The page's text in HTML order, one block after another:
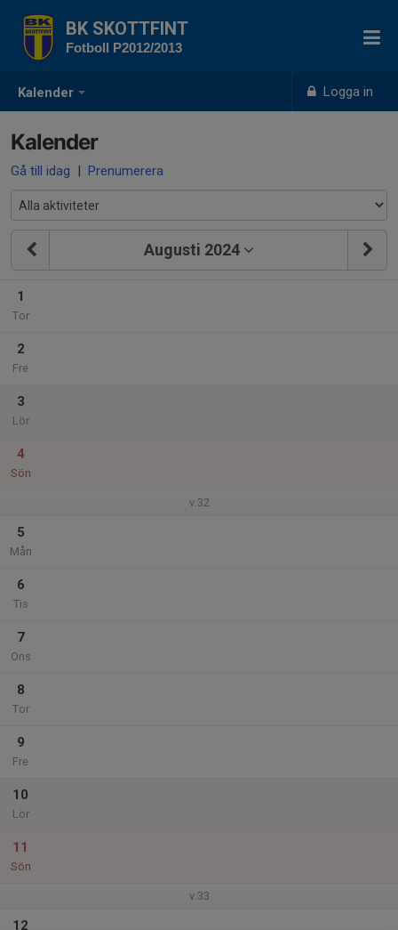
Kalender Logga in
BK SKOTTFINT
Fotboll P2012/2013
Kalender
Gå till idag | Prenumerera
Augusti 2024
1
Tor
2
Fre
3
Lör
4
Sön
v.32
5
Mån
6
Tis
7
Ons
8
Tor
9
Fre
10
Lör
11
Sön
v.33
12